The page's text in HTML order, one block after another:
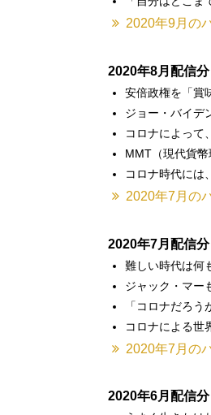
2020年9月の
2020年8月配信分
安倍政権を「賞
ジョー・バイデ
コロナによって
MMT（現代貨
コロナ時代には
2020年7月の
2020年7月配信分
難しい時代は何
ジャック・マー
「コロナだろ
コロナによる世
2020年7月の
2020年6月配信分